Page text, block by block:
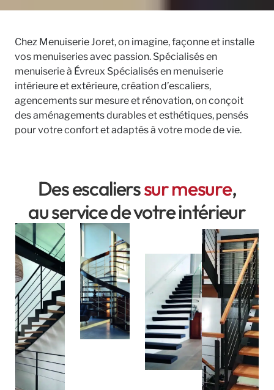
Chez Menuiserie Joret, on imagine, façonne et installe
vos menuiseries avec passion. Spécialisés en
menuiserie à Évreux Spécialisés en menuiserie
intérieure et extérieure, création d’escaliers,
agencements sur mesure et rénovation, on conçoit
des aménagements durables et esthétiques, pensés
pour votre confort et adaptés à votre mode de vie.
Des escalierssur mesure,
au service de votre intérieur